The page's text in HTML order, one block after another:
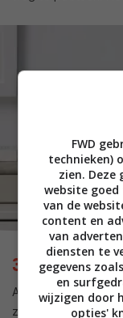
Apple
Apple is de enige
zijn eigen website
FWD
technieken)
zien. Deze
website
van de
content en
van
diensten te
gegevens
en
wijzigen door
opties'